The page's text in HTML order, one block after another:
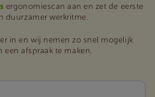
ergonomiescan aan en zet de eerste
duurzamer werkritme.
in en wij nemen zo snel mogelijk
afspraak te maken.